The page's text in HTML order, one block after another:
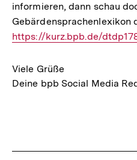
informieren, dann schau
Gebärdensprachenlexikon
https://kurz.bpb.de/
Viele Grüße
Deine bpb Social Media